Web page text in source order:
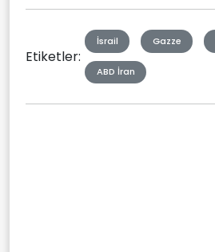
Etiketler:
İsrail Gazze
ABD İran